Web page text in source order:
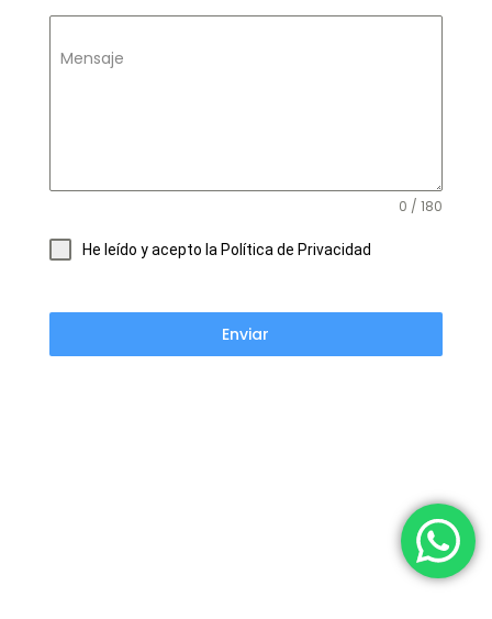
Mensaje
0 / 180
He leído y acepto la Política de Privacidad
Enviar